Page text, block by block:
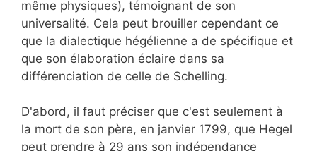
même physiques), témoignant de son
universalité. Cela peut brouiller cependant ce
que la dialectique hégélienne a de spécifique et
que son élaboration éclaire dans sa
différenciation de celle de Schelling.
D'abord, il faut préciser que c'est seulement à
la mort de son père, en janvier 1799, que Hegel
peut prendre à 29 ans son indépendance